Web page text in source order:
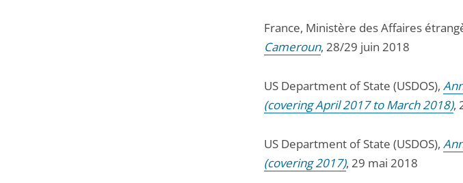
France, Ministère des Affaires
Cameroun, 28/29 juin 2018
US Department of State (USDOS),
(covering April 2017 to March 2018),
US Department of State (USDOS),
(covering 2017), 29 mai 2018